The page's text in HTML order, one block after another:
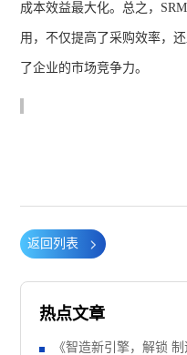
成本效益最大化。总之，
用，不仅提高了采购效率，
了企业的市场竞争力。
返回列表
热点文章
《智造新引擎，解锁